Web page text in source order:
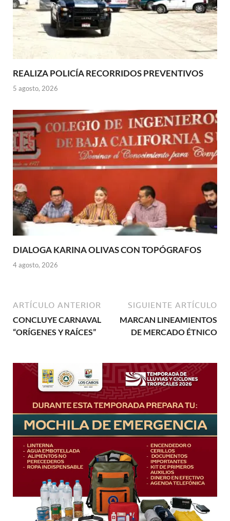
REALIZA POLICÍA RECORRIDOS PREVENTIVOS
5 agosto, 2026
DIALOGA KARINA OLIVAS CON TOPÓGRAFOS
4 agosto, 2026
ARTÍCULO ANTERIOR
CONCLUYE CARNAVAL
“ORÍGENES Y RAÍCES”
SIGUIENTE ARTÍCULO
MARCAN LINEAMIENTOS
DE MERCADO ÉTNICO